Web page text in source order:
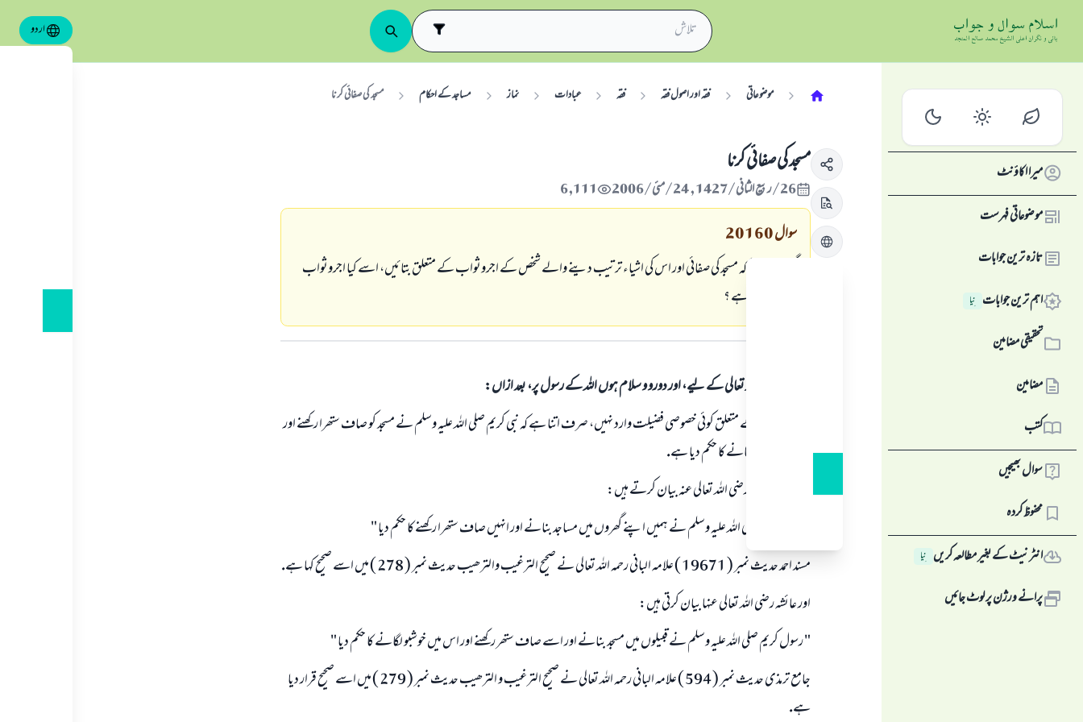
اردو
میرا اکاؤنٹ
موضوعاتی فہرست
تازہ ترین جوابات
اہم ترین جوابات نِیا
تحقیقی مضامین
مضامین
کتب
سوال بھیجیں
محفوظ کردہ
انٹرنیٹ کے بغیر مطالعہ کریں نِیا
پرانے ورژن پر لوٹ جائیں
موضوعاتی فقہ اور اصول فقہ فقہ عبادات نماز مساجد کے احکام مسجد كى صفائى كرنا
مسجد كى صفائى كرنا
26/ربيع الثاني/1427 , 24/مئی/2006 6,111
سوال20160
گزارش ہے كہ مسجد كى صفائى اور اس كى اشياء ترتيب دينے والے شخص كے اجروثواب كے متعلق بتائيں، اسے كيا اجروثواب
حاصل ہوتا ہے ؟
ہمہ قسم کی حمد اللہ تعالی کے لیے، اور دورو و سلام ہوں اللہ کے رسول پر، بعد ازاں:
مسجد كى صفائى كے متعلق كوئى خصوصى فضيلت وارد نہيں، صرف اتنا ہے كہ نبى كريم صلى اللہ عليہ وسلم نے مسجد كو صاف ستھرا ركھنے اور
اس ميں خوشبو لگانے كا حكم ديا ہے.
سمرہ بن جندب رضى اللہ تعالى عنہ بيان كرتے ہيں:
" رسول كريم صلى اللہ عليہ وسلم نے ہميں اپنے گھروں ميں مساجد بنانے اور انہيں صاف ستھرا ركھنے كا حكم ديا "
مسند احمد حديث نمبر ( 19671 ) علامہ البانى رحمہ اللہ تعالى نے صحيح الترغيب والترھيب حديث نمبر ( 278 ) ميں اسے صحيح كہا ہے.
اور عائشہ رضى اللہ تعالى عنہا بيان كرتى ہيں:
" رسول كريم صلى اللہ عليہ وسلم نے قبيلوں ميں مسجد بنانے اور اسے صاف ستھر ركھنے اور اس ميں خوشبو لگانے كا حكم ديا "
جامع ترمذى حديث نمبر ( 594 ) علامہ البانى رحمہ اللہ تعالى نے صحيح الترغيب و الترھيب حديث نمبر ( 279 ) ميں اسے صحيح قرار ديا
ہے.